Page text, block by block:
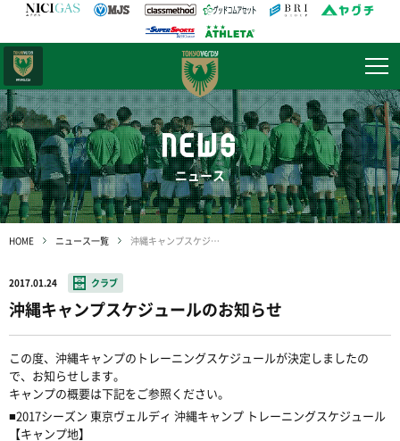
NEWS
ニュース
HOME ニュース一覧 沖縄キャンプスケジュールのお知らせ
2017.01.24 クラブ
沖縄キャンプスケジュールのお知らせ
この度、沖縄キャンプのトレーニングスケジュールが決定しましたの
で、お知らせします。
キャンプの概要は下記をご参照ください。
■2017シーズン 東京ヴェルディ 沖縄キャンプ トレーニングスケジュール
【キャンプ地】